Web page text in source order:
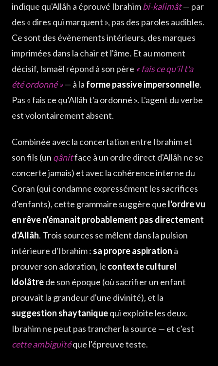
indique qu'Allâh a éprouvé Ibrahimbi-kalimât— par
des « dires qui marquent », pas des paroles audibles.
Ce sont des évènements intérieurs, des marques
imprimées dans la chair et l'âme. Et au moment
décisif, Ismaël répond à son père « fais ce qu'il t'a
été ordonné »— à la forme passive impersonnelle.
Pas « fais ce qu'Allâh t'a ordonné ». L'agent du verbe
est volontairement absent.
Combinée avec la concertation entre Ibrahim et
son fils (un qânitface à un ordre direct d'Allâh ne se
concerte jamais) et avec la cohérence interne du
Coran (qui condamne expressément les sacrifices
d'enfants), cette grammaire suggère que l'ordre vu
en rêve n'émanait probablement pas directement
d'Allâh. Trois sources se mêlent dans la pulsion
intérieure d'Ibrahim : sa propre aspiration à
prouver son adoration, le contexte culturel
idolâtrede son époque (où sacrifier un enfant
prouvait la grandeur d'une divinité), et la
suggestion shaytaniquequi exploite les deux.
Ibrahim ne peut pas trancher la source — et c'est
cette ambiguïtéque l'épreuve teste.